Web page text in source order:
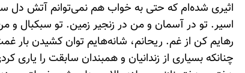
اثیری شده‌ام که حتی به خواب هم نمی‌توانم آتش دل
اسیر. تو در آسمان و من در زنجیر زمین. تو
رهایم کن از غم. ریحانم، شانه‌هایم توان کشیدن بار
چنانکه بسیاری از زندانیان و همبندان سابقت را یاری